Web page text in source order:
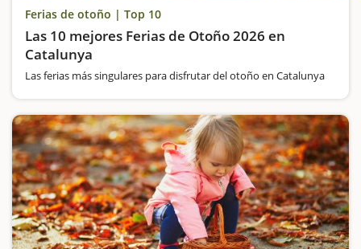
Ferias de otoño | Top 10
Las 10 mejores Ferias de Otoño 2026 en
Catalunya
Las ferias más singulares para disfrutar del otoño en Catalunya